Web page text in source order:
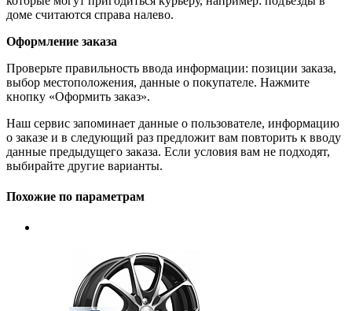
доме считаются справа налево.
Оформление заказа
Проверьте правильность ввода информации: позиции заказа,
выбор местоположения, данные о покупателе. Нажмите
кнопку «Оформить заказ».
Наш сервис запоминает данные о пользователе, информацию
о заказе и в следующий раз предложит вам повторить к вводу
данные предыдущего заказа. Если условия вам не подходят,
выбирайте другие варианты.
Похожие по параметрам